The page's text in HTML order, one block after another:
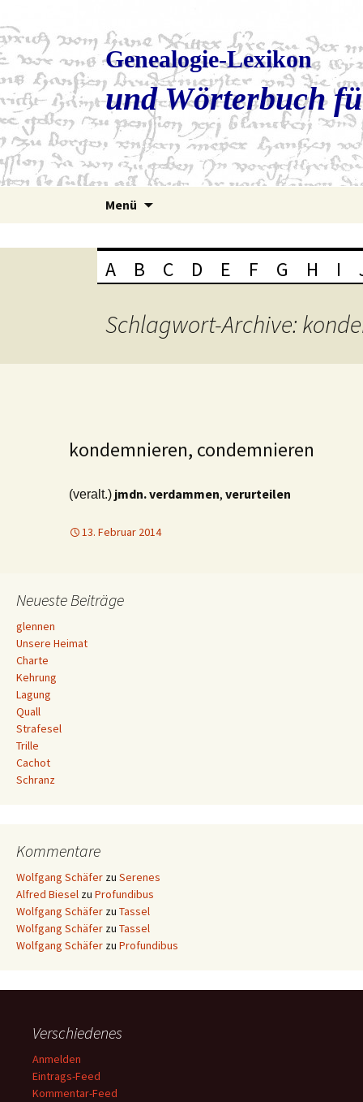
Genealogie-Lexikon
und Wörterbuch
Menü
A B C D E F G H I
Schlagwort-Archive:
kondemnieren, condemnieren
(veralt.) jmdn. verdammen, verurteilen
13. Februar 2014
Neueste Beiträge
glennen
Unsere Heimat
Charte
Kehrung
Lagung
Quall
Strafesel
Trille
Cachot
Schranz
Kommentare
Wolfgang Schäfer zu Serenes
Alfred Biesel zu Profundibus
Wolfgang Schäfer zu Tassel
Wolfgang Schäfer zu Tassel
Wolfgang Schäfer zu Profundibus
Verschiedenes
Anmelden
Eintrags-Feed
Kommentar-Feed